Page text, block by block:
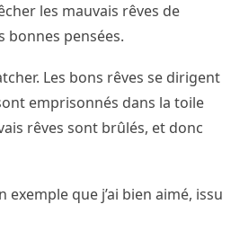
les mauvais rêves de
bonnes pensées.
Les bons rêves se dirigent
emprisonnés dans la toile
rêves sont brûlés, et donc
que j’ai bien aimé, issu